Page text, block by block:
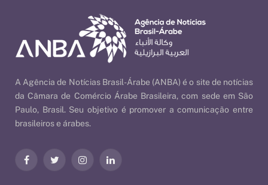
A Agência de Notícias Brasil-Árabe (ANBA) é o site de notícias
da Câmara de Comércio Árabe Brasileira, com sede em São
Paulo, Brasil. Seu objetivo é promover a comunicação entre
brasileiros e árabes.
FacebookTwitter InstagramLinkedIn